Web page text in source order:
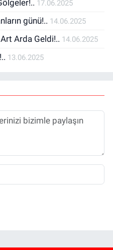
17.06.2025
günü!.. 14.06.2025
Art Arda Geldi!.. 14.06.2025
13.06.2025